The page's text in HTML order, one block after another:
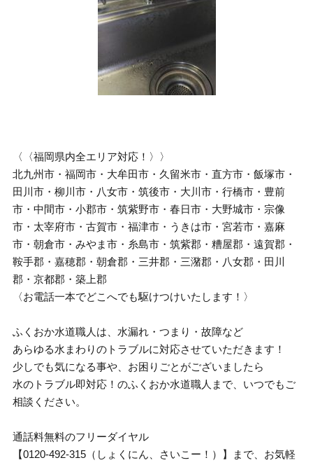
〈〈福岡県内全エリア対応！〉〉
北九州市・福岡市・大牟田市・久留米市・直方市・飯塚市・
田川市・柳川市・八女市・筑後市・大川市・行橋市・豊前
市・中間市・小郡市・筑紫野市・春日市・大野城市・宗像
市・太宰府市・古賀市・福津市・うきは市・宮若市・嘉麻
市・朝倉市・みやま市・糸島市・筑紫郡・糟屋郡・遠賀郡・
鞍手郡・嘉穂郡・朝倉郡・三井郡・三潴郡・八女郡・田川
郡・京都郡・築上郡
〈お電話一本でどこへでも駆けつけいたします！〉
ふくおか水道職人は、水漏れ・つまり・故障など
あらゆる水まわりのトラブルに対応させていただきます！
少しでも気になる事や、お困りごとがございましたら
水のトラブル即対応！のふくおか水道職人まで、いつでもご
相談ください。
通話料無料のフリーダイヤル
【0120-492-315（しょくにん、さいこー！）】まで、お気軽